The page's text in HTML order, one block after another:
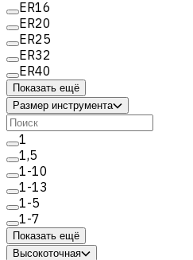
ER16
ER20
ER25
ER32
ER40
Показать ещё
Размер инструмента
1
1,5
1-10
1-13
1-5
1-7
Показать ещё
Высокоточная